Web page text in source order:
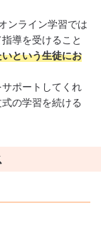
ンライン学習では
導を受けること
という生徒にお
ポートしてくれ
の学習を続ける